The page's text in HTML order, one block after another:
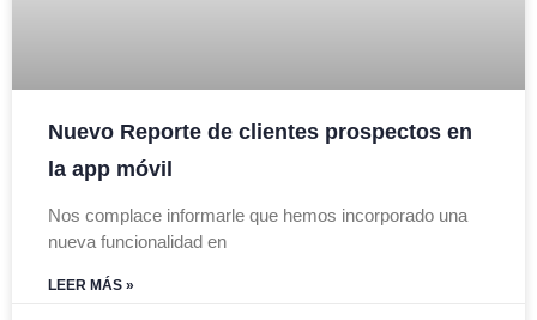
Nuevo Reporte de clientes prospectos en
la app móvil
Nos complace informarle que hemos incorporado una
nueva funcionalidad en
LEER MÁS »